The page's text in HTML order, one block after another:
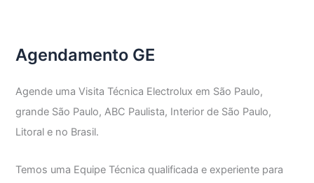
Agendamento GE
Agende uma Visita Técnica Electrolux em São Paulo,
grande São Paulo, ABC Paulista, Interior de São Paulo,
Litoral e no Brasil.
Temos uma Equipe Técnica qualificada e experiente para